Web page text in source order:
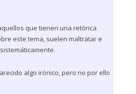
que tienen una retórica
este tema, suelen maltratar e
algo irónico, pero no por ello